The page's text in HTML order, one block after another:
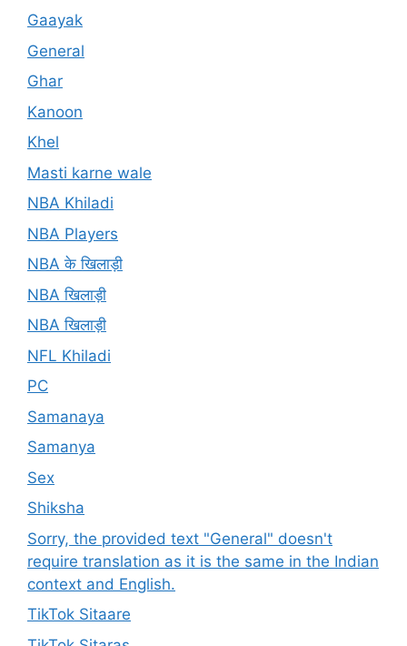
Gaayak
General
Ghar
Kanoon
Khel
Masti karne wale
NBA Khiladi
NBA Players
NBA के खिलाड़ी
NBA खिलाड़ी
NBA खिलाड़ी
NFL Khiladi
PC
Samanaya
Samanya
Sex
Shiksha
Sorry, the provided text "General" doesn't
require translation as it is the same in the Indian
context and English.
TikTok Sitaare